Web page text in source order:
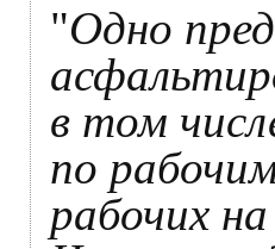
"Одно
в том
по
рабочих